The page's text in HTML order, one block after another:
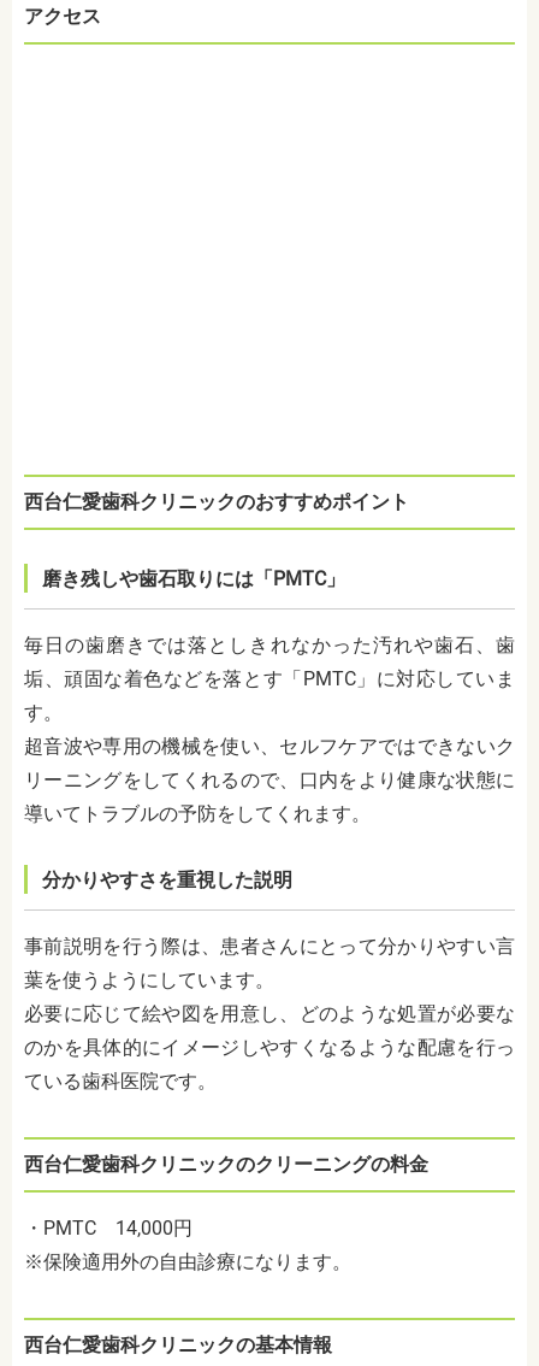
アクセス
西台仁愛歯科クリニックのおすすめポイント
磨き残しや歯石取りには「PMTC」
毎日の歯磨きでは落としきれなかった汚れや歯石、歯
垢、頑固な着色などを落とす「PMTC」に対応していま
す。
超音波や専用の機械を使い、セルフケアではできないク
リーニングをしてくれるので、口内をより健康な状態に
導いてトラブルの予防をしてくれます。
分かりやすさを重視した説明
事前説明を行う際は、患者さんにとって分かりやすい言
葉を使うようにしています。
必要に応じて絵や図を用意し、どのような処置が必要な
のかを具体的にイメージしやすくなるような配慮を行っ
ている歯科医院です。
西台仁愛歯科クリニックのクリーニングの料金
・PMTC 14,000円
※保険適用外の自由診療になります。
西台仁愛歯科クリニックの基本情報